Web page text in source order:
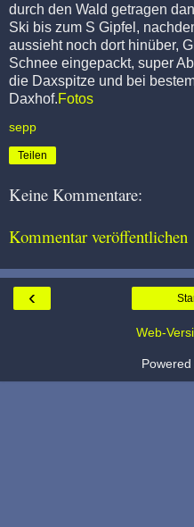
durch den Wald getragen
Ski bis zum S Gipfel,
aussieht noch dort hinüber,
Schnee eingepackt, super
die Daxspitze und bei
Daxhof.Fotos
sepp
Teilen
Keine Kommentare:
Kommentar veröffentlichen
‹
Web-
Powered